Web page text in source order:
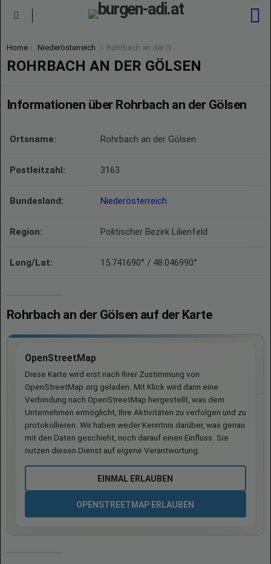
You are here:
Home Niederösterreich Rohrbach an der Gölsen
ROHRBACH AN DER GÖLSEN
Informationen über Rohrbach an der Gölsen
Ortsname: Rohrbach an der Gölsen
Postleitzahl: 3163
Bundesland: Niederösterreich
Region: Politischer Bezirk Lilienfeld
Long/Lat: 15.741690° / 48.046990°
Rohrbach an der Gölsen auf der Karte
OpenStreetMap
Diese Karte wird erst nach Ihrer Zustimmung von
OpenStreetMap.org geladen. Mit Klick wird dann eine
Verbindung nach OpenStreetMap hergestellt, was dem
Unternehmen ermöglicht, Ihre Aktivitäten zu verfolgen und zu
protokollieren. Wir haben weder Kenntnis darüber, was genau
mit den Daten geschieht, noch darauf einen Einfluss. Sie
nutzen diesen Dienst auf eigene Verantwortung.
EINMAL ERLAUBEN
OPENSTREETMAP ERLAUBEN